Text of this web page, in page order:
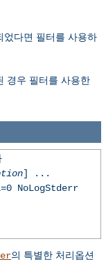
었다면 필터를 사용하
경우 필터를 사용한
] ...
NoLogStderr
의 특별한 처리옵션